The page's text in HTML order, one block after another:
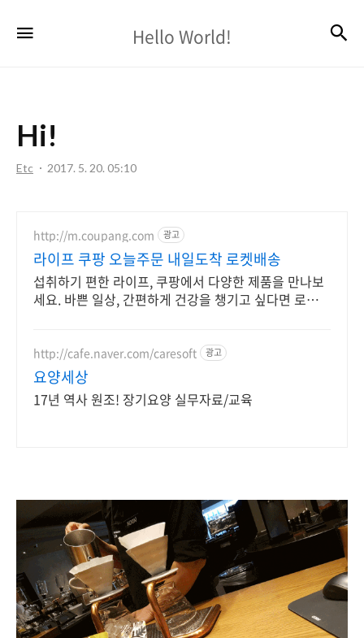
World!
Hello World!
Hi!
Etc 2017. 5. 20. 05:10
http://m.coupang.com 광고
라이프 쿠팡 오늘주문 내일도착 로켓배송
섭취하기 편한 라이프, 쿠팡에서 다양한 제품을 만나보
세요. 바쁜 일상, 간편하게 건강을 챙기고 싶다면 로켓배
http://cafe.naver.com/caresoft 광고
요양세상
17년 역사 원조! 장기요양 실무자료/교육